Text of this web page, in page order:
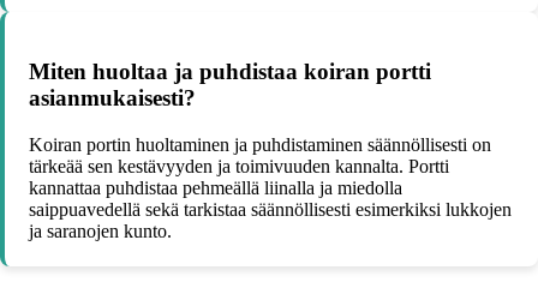
Miten huoltaa ja puhdistaa koiran portti
asianmukaisesti?
Koiran portin huoltaminen ja puhdistaminen säännöllisesti on
tärkeää sen kestävyyden ja toimivuuden kannalta. Portti
kannattaa puhdistaa pehmeällä liinalla ja miedolla
saippuavedellä sekä tarkistaa säännöllisesti esimerkiksi lukkojen
ja saranojen kunto.